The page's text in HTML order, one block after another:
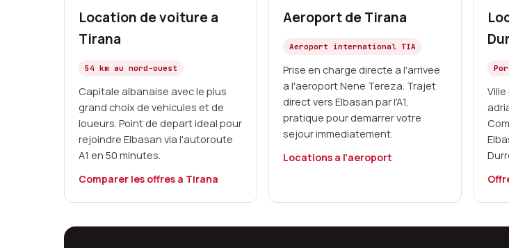
Location de voiture a
Tirana
54 km au nord-ouest
Capitale albanaise avec le plus
grand choix de vehicules et de
loueurs. Point de depart ideal pour
rejoindre Elbasan via l'autoroute
A1 en 50 minutes.
Comparer les offres a Tirana
Aeroport de Tirana
Aeroport international TIA
Prise en charge directe a l'arrivee
a l'aeroport Nene Tereza. Trajet
direct vers Elbasan par l'A1,
pratique pour demarrer votre
sejour immediatement.
Locations a l'aeroport